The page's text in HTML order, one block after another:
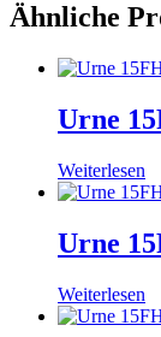
Ähnliche
Urne
Weiterlesen
Urne
Weiterlesen